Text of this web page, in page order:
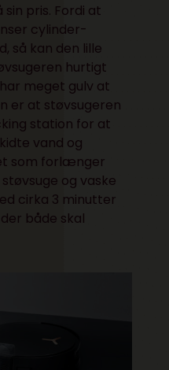
pris. Fordi at
cylinder-
så kan den lille
hurtigt
meget gulv at
er at støvsugeren
station for at
vand og
som forlænger
og vaske
cirka 3 minutter
både skal